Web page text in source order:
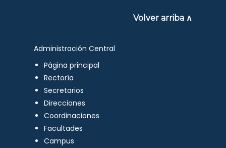
Volver arriba ∧
Administración Central
Página principal
Rectoría
Secretarios
Direcciones
Coordinaciones
Facultades
Campus